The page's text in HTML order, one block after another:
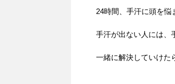
24時間、手汗に頭を悩
手汗が出ない人には、
一緒に解決していけた